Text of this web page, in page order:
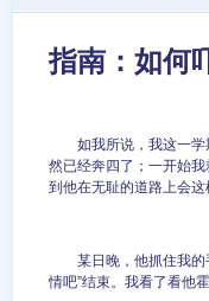
指南：如何
如我所说，我这一
然已经奔四了；一开始
到他在无耻的道路上会这
某日晚，他抓住我
情吧”结束。我看了看他